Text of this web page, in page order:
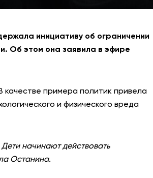
инициативу об ограничении
Об этом она заявила в эфире
качестве примера политик привела
и физического вреда
начинают действовать
Останина.